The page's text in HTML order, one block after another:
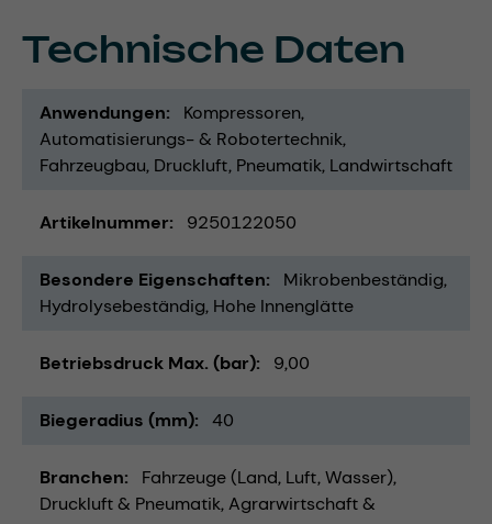
Technische Daten
Anwendungen
Kompressoren
Automatisierungs- & Robotertechnik
Fahrzeugbau Druckluft Pneumatik Landwirtschaft
Artikelnummer 9250122050
Besondere Eigenschaften
Mikrobenbeständig
Hydrolysebeständig Hohe Innenglätte
Betriebsdruck Max. (bar) 9,00
Biegeradius (mm) 40
Branchen
Fahrzeuge (Land, Luft, Wasser)
Druckluft & Pneumatik Agrarwirtschaft &